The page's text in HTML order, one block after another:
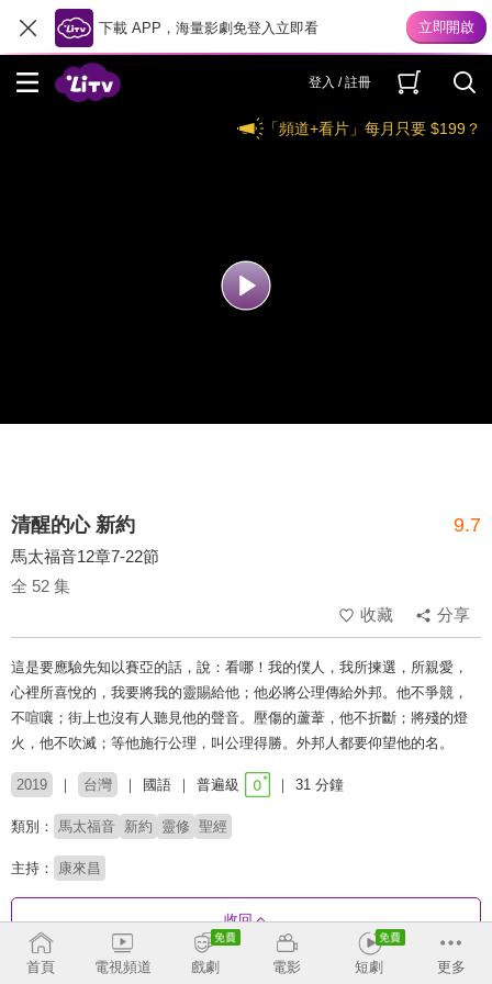
下載 APP，海量影劇免登入立即看
登入 / 註冊
「頻道+看片」每月只要 $199？
清醒的心 新約 9.7
馬太福音12章7-22節
全 52 集
收藏
分享
這是要應驗先知以賽亞的話，說：看哪！我的僕人，我所揀選，所親愛，
心裡所喜悅的，我要將我的靈賜給他；他必將公理傳給外邦。他不爭競，
不喧嚷；街上也沒有人聽見他的聲音。壓傷的蘆葦，他不折斷；將殘的燈
火，他不吹滅；等他施行公理，叫公理得勝。外邦人都要仰望他的名。
2019 台灣 國語 普遍級 31 分鐘
類別： 馬太福音 新約 靈修 聖經
主持： 康來昌
收回
首頁 電視頻道 戲劇 電影 短劇 更多